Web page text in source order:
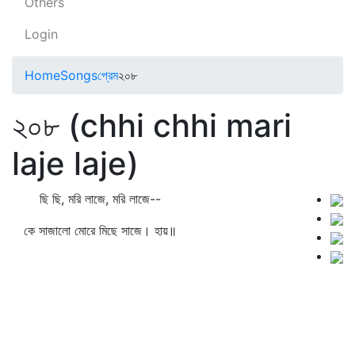
Login
HomeSongsপ্রেম২০৮
২০৮ (chhi chhi mari
laje laje)
ছি ছি, মরি লাজে, মরি লাজে--
কে সাজালো মোরে মিছে সাজে। হায়॥